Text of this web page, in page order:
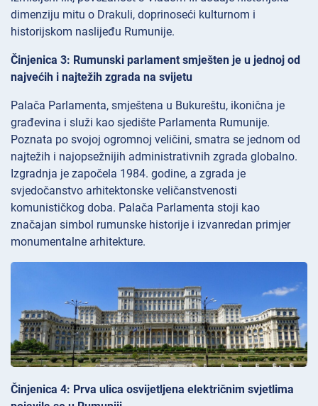
dimenziju mitu o Drakuli, doprinoseći kulturnom i
historijskom naslijeđu Rumunije.
Činjenica 3: Rumunski parlament smješten je u jednoj od
najvećih i najtežih zgrada na svijetu
Palača Parlamenta, smještena u Bukureštu, ikonična je
građevina i služi kao sjedište Parlamenta Rumunije.
Poznata po svojoj ogromnoj veličini, smatra se jednom od
najtežih i najopsežnijih administrativnih zgrada globalno.
Izgradnja je započela 1984. godine, a zgrada je
svjedočanstvo arhitektonske veličanstvenosti
komunističkog doba. Palača Parlamenta stoji kao
značajan simbol rumunske historije i izvanredan primjer
monumentalne arhitekture.
Činjenica 4: Prva ulica osvijetljena električnim svjetlima